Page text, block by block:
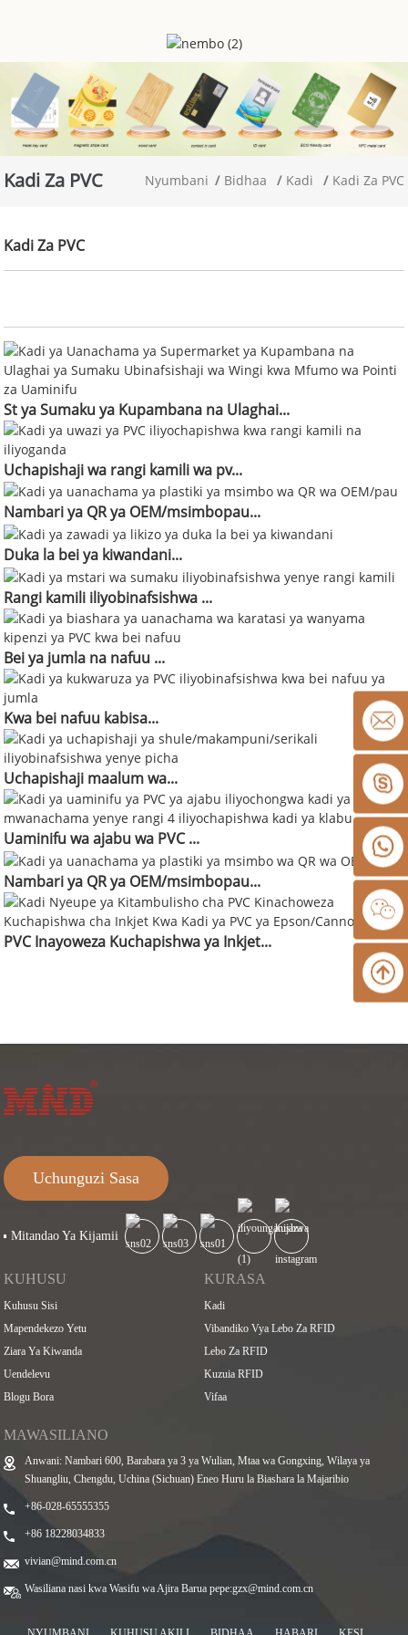
Kadi Za PVC Nyumbani Bidhaa Kadi Kadi Za PVC
Kadi Za PVC
St ya Sumaku ya Kupambana na Ulaghai...
Uchapishaji wa rangi kamili wa pv...
Nambari ya QR ya OEM/msimbopau...
Duka la bei ya kiwandani...
Rangi kamili iliyobinafsishwa ...
Bei ya jumla na nafuu ...
Kwa bei nafuu kabisa...
Uchapishaji maalum wa...
Uaminifu wa ajabu wa PVC ...
Nambari ya QR ya OEM/msimbopau...
PVC Inayoweza Kuchapishwa ya Inkjet...
Uchunguzi Sasa
Mitandao Ya Kijamii
KUHUSU
Kuhusu Sisi
Mapendekezo Yetu
Ziara Ya Kiwanda
Uendelevu
Blogu Bora
KURASA
Kadi
Vibandiko Vya Lebo Za RFID
Lebo Za RFID
Kuzuia RFID
Vifaa
MAWASILIANO
Anwani: Nambari 600, Barabara ya 3 ya Wulian, Mtaa wa Gongxing, Wilaya ya
Shuangliu, Chengdu, Uchina (Sichuan) Eneo Huru la Biashara la Majaribio
+86-028-65555355
+86 18228034833
vivian@mind.com.cn
Wasiliana nasi kwa Wasifu wa Ajira Barua pepe:gzx@mind.com.cn